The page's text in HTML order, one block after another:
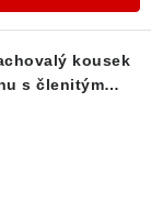
kousek
s členitým